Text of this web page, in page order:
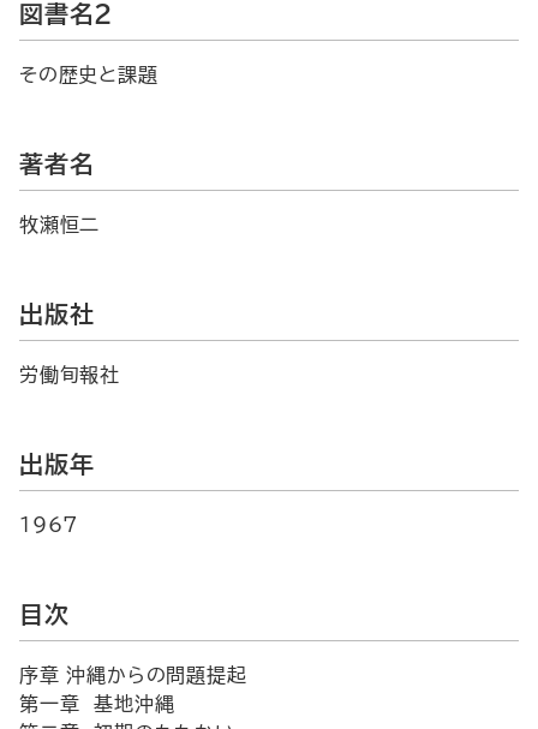
図書名2
その歴史と課題
著者名
牧瀬恒二
出版社
労働旬報社
出版年
1967
目次
序章 沖縄からの問題提起
第一章 基地沖縄